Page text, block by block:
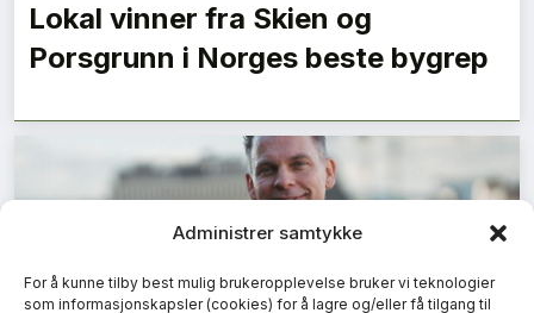
Administrer samtykke
For å kunne tilby best mulig brukeropplevelse bruker vi teknologier
som informasjonskapsler (cookies) for å lagre og/eller få tilgang til
Lokal vinner fra Skien og
Porsgrunn i Norges beste bygrep